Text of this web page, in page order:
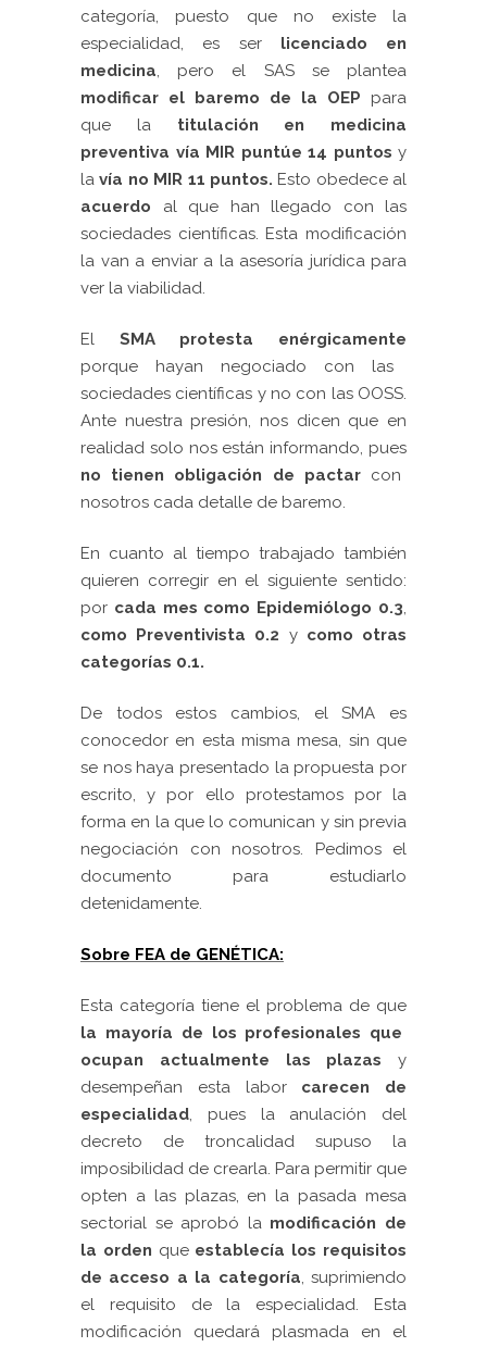
categoría, puesto que no existe la
especialidad, es serlicenciado en
medicina, pero el SAS se plantea
modificar el baremo de la OEP para
que la titulación en medicina
preventiva vía MIR puntúe 14 puntos y
la vía no MIR 11 puntos. Esto obedece al
acuerdo al que han llegado con las
sociedades científicas. Esta modificación
la van a enviar a la asesoría jurídica para
ver la viabilidad.
El SMA protesta enérgicamente
porque hayan negociado con las
sociedades científicas y no con las OOSS.
Ante nuestra presión, nos dicen que en
realidad solo nos están informando, pues
no tienen obligación de pactarcon
nosotros cada detalle de baremo.
En cuanto al tiempo trabajado también
quieren corregir en el siguiente sentido:
por cada mes como Epidemiólogo 0.3,
como Preventivista 0.2 y como otras
categorías 0.1.
De todos estos cambios, el SMA es
conocedor en esta misma mesa, sin que
se nos haya presentado la propuesta por
escrito, y por ello protestamos por la
forma en la que lo comunican y sin previa
negociación con nosotros. Pedimos el
documento para estudiarlo
detenidamente.
Sobre FEA de GENÉTICA:
Esta categoría tiene el problema de que
la mayoría de los profesionales que
ocupan actualmente las plazas y
desempeñan esta laborcarecen de
especialidad, pues la anulación del
decreto de troncalidad supuso la
imposibilidad de crearla. Para permitir que
opten a las plazas, en la pasada mesa
sectorial se aprobó la modificación de
la orden que establecía los requisitos
de acceso a la categoría, suprimiendo
el requisito de la especialidad. Esta
modificación quedará plasmada en el